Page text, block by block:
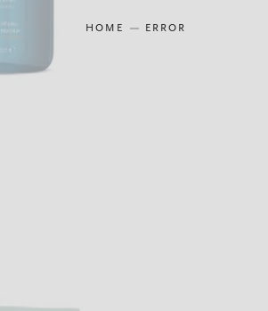
HOME ERROR